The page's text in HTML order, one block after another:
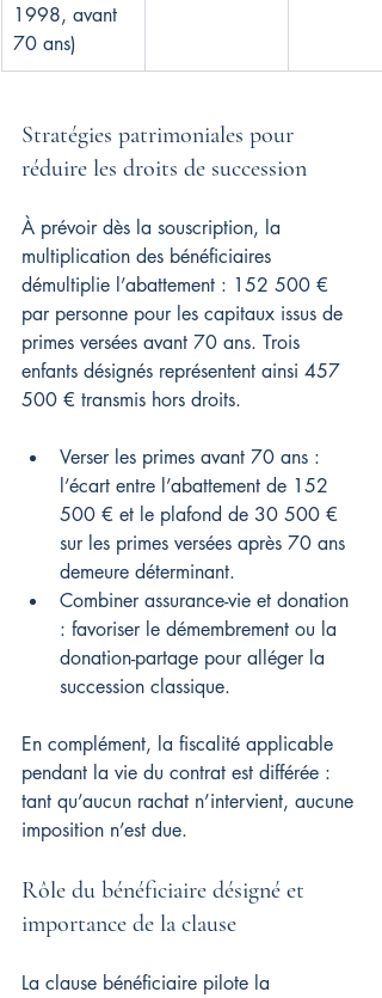
1998, avant
70 ans)
Stratégies patrimoniales pour
réduire les droits de succession
À prévoir dès la souscription, la
multiplication des bénéficiaires
démultiplie l’abattement : 152 500 €
par personne pour les capitaux issus de
primes versées avant 70 ans. Trois
enfants désignés représentent ainsi 457
500 € transmis hors droits.
Verser les primes avant 70 ans :
l’écart entre l’abattement de 152
500 € et le plafond de 30 500 €
sur les primes versées après 70 ans
demeure déterminant.
Combiner assurance-vie et donation
: favoriser le démembrement ou la
donation-partage pour alléger la
succession classique.
En complément, la fiscalité applicable
pendant la vie du contrat est différée :
tant qu’aucun rachat n’intervient, aucune
imposition n’est due.
Rôle du bénéficiaire désigné et
importance de la clause
La clause bénéficiaire pilote la